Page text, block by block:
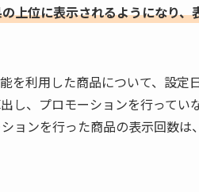
上位に表示されるようになり
利用した商品について、設
し、プロモーションを行って
ンを行った商品の表示回数は